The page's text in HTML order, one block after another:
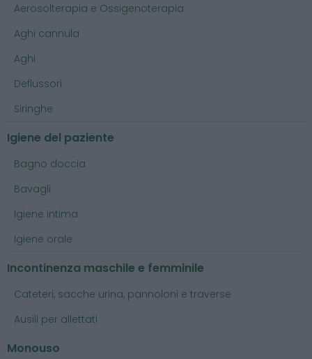
Aerosolterapia e Ossigenoterapia
Aghi cannula
Aghi
Deflussori
Siringhe
Igiene del paziente
Bagno doccia
Bavagli
Igiene intima
Igiene orale
Incontinenza maschile e femminile
Cateteri, sacche urina, pannoloni e traverse
Ausili per allettati
Monouso